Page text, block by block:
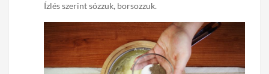
Ízlés szerint sózzuk, borsozzuk.